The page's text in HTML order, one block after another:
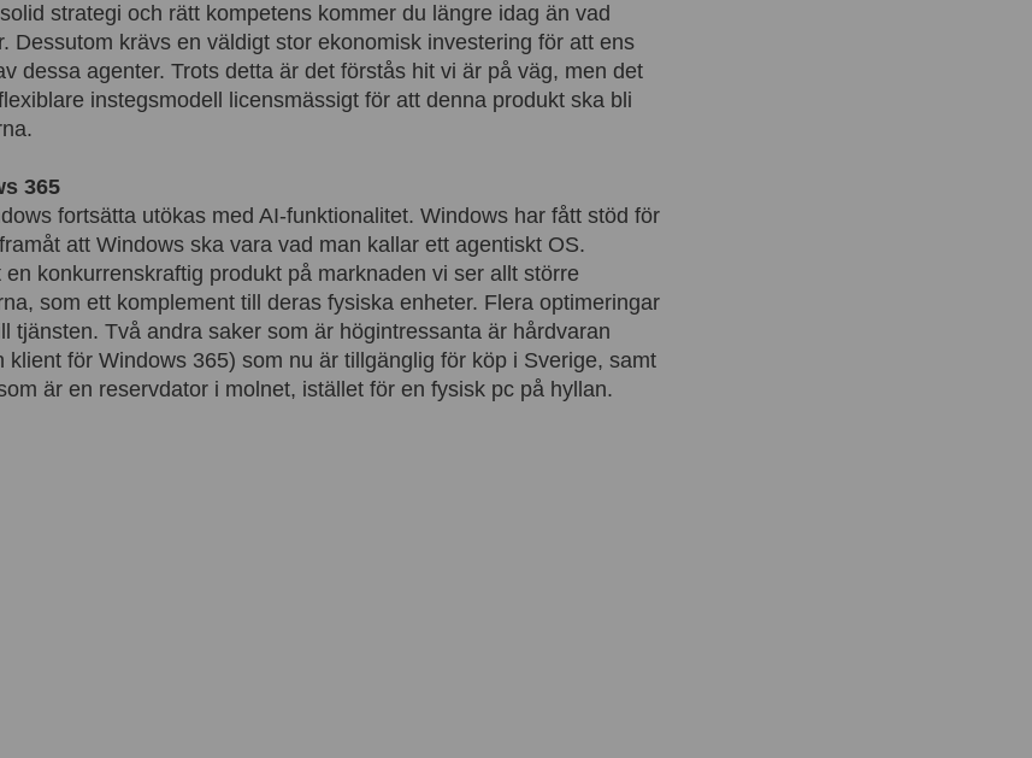
strategi och rätt kompetens kommer du längre idag än vad
Dessutom krävs en väldigt stor ekonomisk investering för att ens
dessa agenter. Trots detta är det förstås hit vi är på väg, men det
instegsmodell licensmässigt för att denna produkt ska bli
365
fortsätta utökas med AI-funktionalitet. Windows har fått stöd för
att Windows ska vara vad man kallar ett agentiskt OS.
konkurrenskraftig produkt på marknaden vi ser allt större
som ett komplement till deras fysiska enheter. Flera optimeringar
tjänsten. Två andra saker som är högintressanta är hårdvaran
klient för Windows 365) som nu är tillgänglig för köp i Sverige, samt
är en reservdator i molnet, istället för en fysisk pc på hyllan.